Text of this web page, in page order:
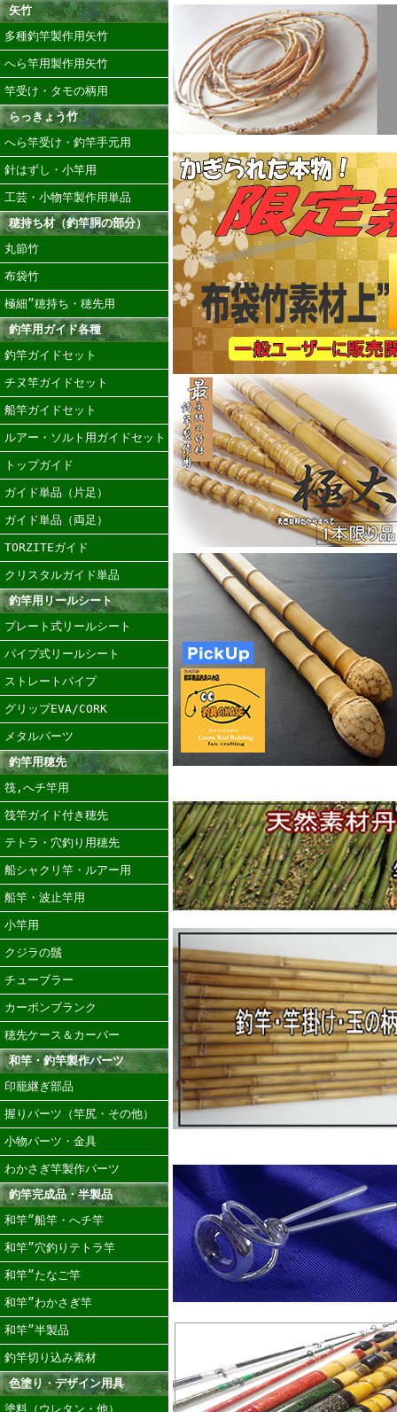
矢竹
多種釣竿製作用矢竹
へら竿用製作用矢竹
竿受け・タモの柄用
らっきょう竹
へら竿受け・釣竿手元用
針はずし・小竿用
工芸・小物竿製作用単品
穂持ち材（釣竿胴の部分）
丸節竹
布袋竹
極細”穂持ち・穂先用
釣竿用ガイド各種
釣竿ガイドセット
チヌ竿ガイドセット
船竿ガイドセット
ルアー・ソルト用ガイドセット
トップガイド
ガイド単品（片足）
ガイド単品（両足）
TORZITEガイド
クリスタルガイド単品
釣竿用リールシート
プレート式リールシート
パイプ式リールシート
ストレートパイプ
グリップEVA/CORK
メタルパーツ
釣竿用穂先
筏,へチ竿用
筏竿ガイド付き穂先
テトラ・穴釣り用穂先
船シャクリ竿・ルアー用
船竿・波止竿用
小竿用
クジラの鬚
チューブラー
カーボンブランク
穂先ケース＆カーバー
和竿・釣竿製作パーツ
印籠継ぎ部品
握りパーツ（竿尻・その他）
小物パーツ・金具
わかさぎ竿製作パーツ
釣竿完成品・半製品
和竿”船竿・へチ竿
和竿”穴釣りテトラ竿
和竿”たなご竿
和竿”わかさぎ竿
和竿”半製品
釣竿切り込み素材
色塗り・デザイン用具
塗料（ウレタン・他）